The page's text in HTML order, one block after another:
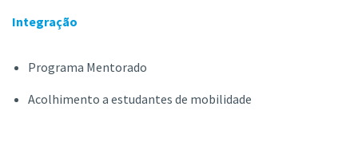
Integração
Programa Mentorado
Acolhimento a estudantes de mobilidade